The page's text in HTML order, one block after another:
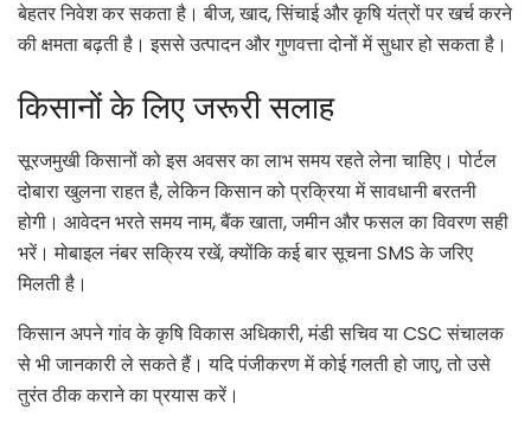
बेहतर निवेश कर सकता है। बीज, खाद, सिंचाई और कृषि यंत्रों पर खर्च करने
की क्षमता बढ़ती है। इससे उत्पादन और गुणवत्ता दोनों में सुधार हो सकता है।
किसानों के लिए जरूरी सलाह
सूरजमुखी किसानों को इस अवसर का लाभ समय रहते लेना चाहिए। पोर्टल
दोबारा खुलना राहत है, लेकिन किसान को प्रक्रिया में सावधानी बरतनी
होगी। आवेदन भरते समय नाम, बैंक खाता, जमीन और फसल का विवरण सही
भरें। मोबाइल नंबर सक्रिय रखें, क्योंकि कई बार सूचना SMS के जरिए
मिलती है।
किसान अपने गांव के कृषि विकास अधिकारी, मंडी सचिव या CSC संचालक
से भी जानकारी ले सकते हैं। यदि पंजीकरण में कोई गलती हो जाए, तो उसे
तुरंत ठीक कराने का प्रयास करें।